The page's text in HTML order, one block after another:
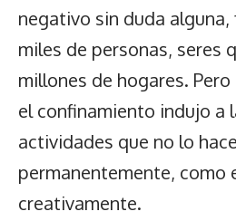
negativo sin duda
miles de personas, seres
millones de hogares.
el confinamiento indujo a
actividades que no lo
permanentemente, como
creativamente.